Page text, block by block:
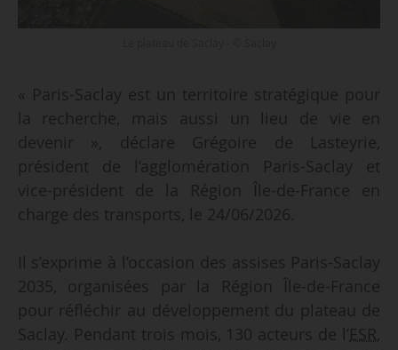
« Paris-Saclay est un territoire stratégique pour
la recherche, mais aussi un lieu de vie en
devenir », déclare Grégoire de Lasteyrie,
président de l’agglomération Paris-Saclay et
vice-président de la Région Île-de-France en
charge des transports, le 24/06/2026.
Il s’exprime à l’occasion des assises Paris-Saclay
2035, organisées par la Région Île-de-France
pour réfléchir au développement du plateau de
Saclay. Pendant trois mois, 130 acteurs de l’ESR,